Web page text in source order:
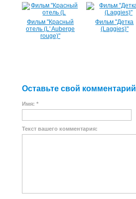
Фильм "Красный
отель (L' Auberge
rouge)"
Фильм "Детка
(Laggies)"
Оставьте свой комментарий
Имя: *
Текст вашего комментария: